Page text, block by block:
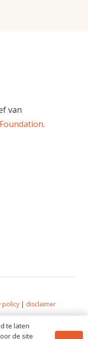
van
.
policy| disclaimer
zonder schriftelijke
worden gekopieerd,
te laten
de site